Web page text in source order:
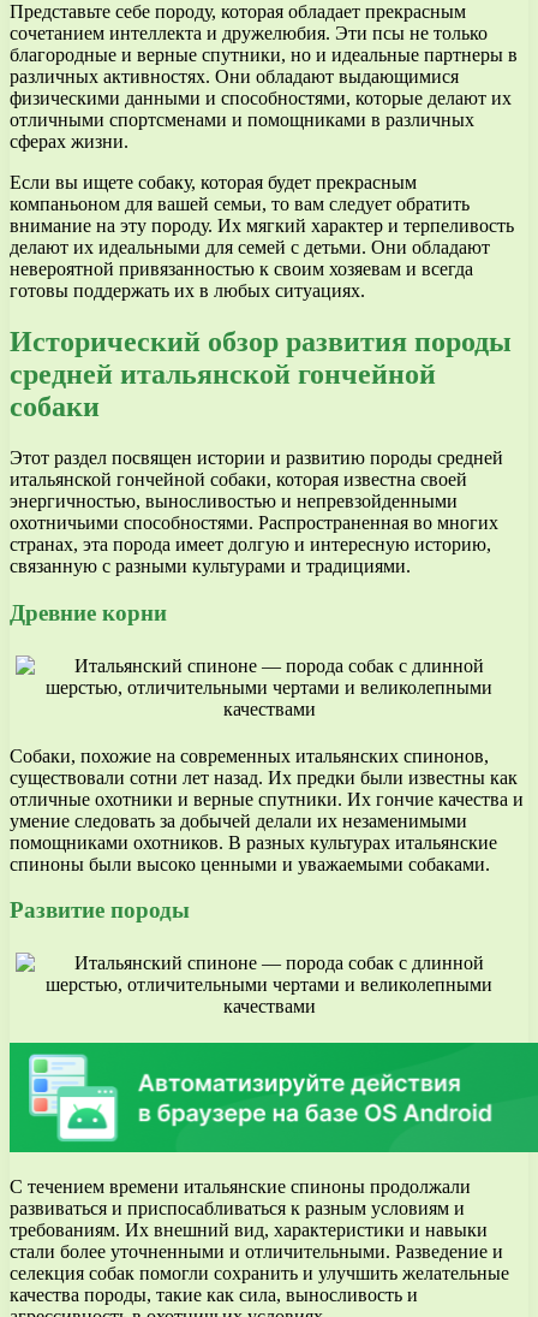
Представьте себе породу, которая обладает прекрасным
сочетанием интеллекта и дружелюбия. Эти псы не только
благородные и верные спутники, но и идеальные партнеры в
различных активностях. Они обладают выдающимися
физическими данными и способностями, которые делают их
отличными спортсменами и помощниками в различных
сферах жизни.
Если вы ищете собаку, которая будет прекрасным
компаньоном для вашей семьи, то вам следует обратить
внимание на эту породу. Их мягкий характер и терпеливость
делают их идеальными для семей с детьми. Они обладают
невероятной привязанностью к своим хозяевам и всегда
готовы поддержать их в любых ситуациях.
Исторический обзор развития породы
средней итальянской гончейной
собаки
Этот раздел посвящен истории и развитию породы средней
итальянской гончейной собаки, которая известна своей
энергичностью, выносливостью и непревзойденными
охотничьими способностями. Распространенная во многих
странах, эта порода имеет долгую и интересную историю,
связанную с разными культурами и традициями.
Древние корни
Собаки, похожие на современных итальянских спинонов,
существовали сотни лет назад. Их предки были известны как
отличные охотники и верные спутники. Их гончие качества и
умение следовать за добычей делали их незаменимыми
помощниками охотников. В разных культурах итальянские
спиноны были высоко ценными и уважаемыми собаками.
Развитие породы
С течением времени итальянские спиноны продолжали
развиваться и приспосабливаться к разным условиям и
требованиям. Их внешний вид, характеристики и навыки
стали более уточненными и отличительными. Разведение и
селекция собак помогли сохранить и улучшить желательные
качества породы, такие как сила, выносливость и